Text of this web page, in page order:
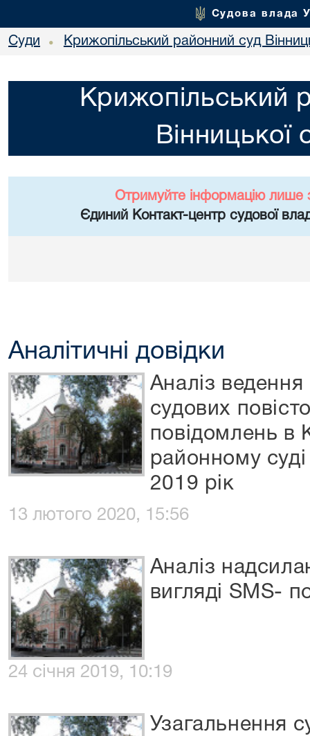
Судова влада
Суди • Крижопільський районний суд
Крижопільський
Вінницької
Отримуйте інформацію лише
Єдиний Контакт-центр судової
Аналітичні довідки
Аналіз
судових
повідомлень в
районному суді
2019 рік
13 лютого 2020, 15:56
Аналіз
вигляді SMS-
24 січня 2019, 10:19
Узагальнення